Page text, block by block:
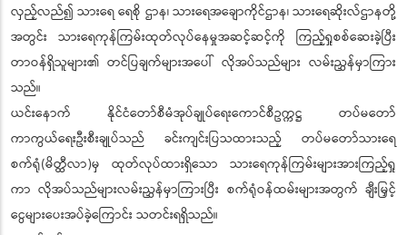
လှည့်လည်၍ သားရေ ရေစို ဌာန၊ သားရေအချောကိုင်ဌာန၊ သားရေဆိုးလ်ဌာနတို့
အတွင်း သားရေကုန်ကြမ်းထုတ်လုပ်နေမှုအဆင့်ဆင့်ကို ကြည့်ရှုစစ်ဆေးခဲ့ပြီး
တာဝန်ရှိသူများ၏ တင်ပြချက်များအပေါ် လိုအပ်သည်များ လမ်းညွှန်မှာကြား
သည်။
ယင်းနောက် နိုင်ငံတော်စီမံအုပ်ချုပ်ရေးကောင်စီဥက္ကဋ္ဌ တပ်မတော်
ကာကွယ်ရေးဦးစီးချုပ်သည် ခင်းကျင်းပြသထားသည့် တပ်မတော်သားရေ
စက်ရုံ(မိတ္ထီလာ)မှ ထုတ်လုပ်ထားရှိသော သားရေကုန်ကြမ်းများအားကြည့်ရှု
ကာ လိုအပ်သည်များလမ်းညွှန်မှာကြားပြီး စက်ရုံဝန်ထမ်းများအတွက် ချီးမြှင့်
ငွေများပေးအပ်ခဲ့ကြောင်း သတင်းရရှိသည်။